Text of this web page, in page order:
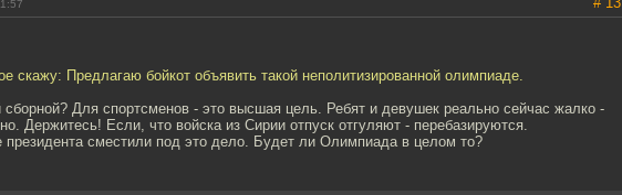
скажу: Предлагаю бойкот объявить такой неполитизированной олимпиаде.
сборной? Для спортсменов - это высшая цель. Ребят и девушек реально сейчас жалко -
Держитесь! Если, что войска из Сирии отпуск отгуляют - перебазируются.
сместили под это дело. Будет ли Олимпиада в целом то?